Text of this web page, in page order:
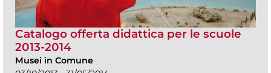
Catalogo offerta didattica per le scuole
2013-2014
Musei in Comune